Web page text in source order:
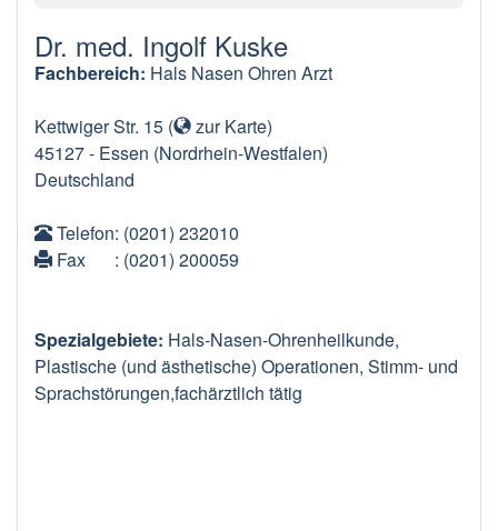
Dr. med. Ingolf Kuske
Fachbereich: Hals Nasen Ohren Arzt
Kettwiger Str. 15 ( zur Karte)
45127- Essen (Nordrhein-Westfalen)
Deutschland
Telefon: (0201) 232010
Fax
: (0201) 200059
Spezialgebiete: Hals-Nasen-Ohrenheilkunde,
Plastische (und ästhetische) Operationen, Stimm- und
Sprachstörungen,fachärztlich tätig